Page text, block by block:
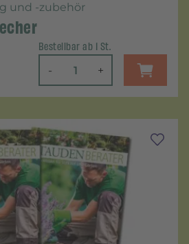
und -zubehör
Bestellbar ab 1 St.
- +